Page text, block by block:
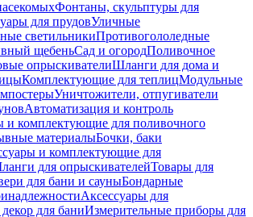
Фонтаны, скульптуры для
для прудовУличные
светильникиПротивогололедные
щебеньСад и огородПоливочное
опрыскивателиШланги для дома и
Комплектующие для теплицМодульные
Уничтожители, отпугиватели
Автоматизация и контроль
и комплектующие для поливочного
материалыБочки, баки
и комплектующие для
для опрыскивателейТовары для
для бани и сауныБондарные
Аксессуары для
для баниИзмерительные приборы для